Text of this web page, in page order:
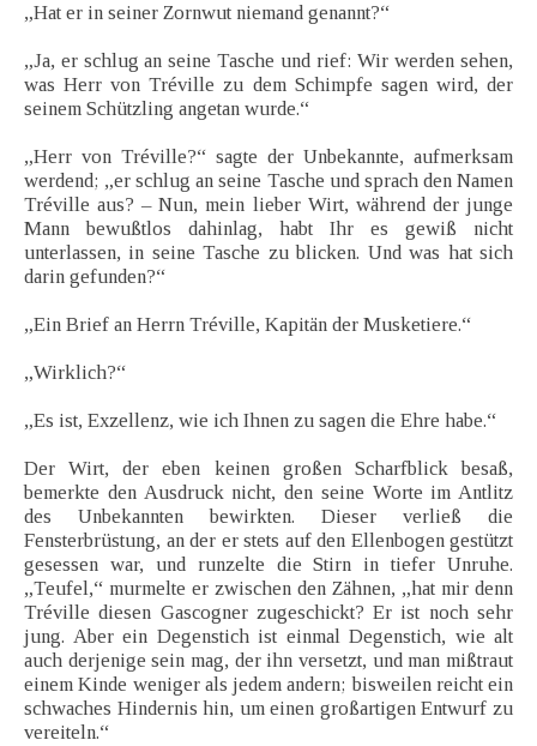
„Hat er in seiner Zornwut niemand genannt?“
„Ja, er schlug an seine Tasche und rief: Wir werden sehen,
was Herr von Tréville zu dem Schimpfe sagen wird, der
seinem Schützling angetan wurde.“
„Herr von Tréville?“ sagte der Unbekannte, aufmerksam
werdend; „er schlug an seine Tasche und sprach den Namen
Tréville aus? – Nun, mein lieber Wirt, während der junge
Mann bewußtlos dahinlag, habt Ihr es gewiß nicht
unterlassen, in seine Tasche zu blicken. Und was hat sich
darin gefunden?“
„Ein Brief an Herrn Tréville, Kapitän der Musketiere.“
„Wirklich?“
„Es ist, Exzellenz, wie ich Ihnen zu sagen die Ehre habe.“
Der Wirt, der eben keinen großen Scharfblick besaß,
bemerkte den Ausdruck nicht, den seine Worte im Antlitz
des Unbekannten bewirkten. Dieser verließ die
Fensterbrüstung, an der er stets auf den Ellenbogen gestützt
gesessen war, und runzelte die Stirn in tiefer Unruhe.
„Teufel,“ murmelte er zwischen den Zähnen, „hat mir denn
Tréville diesen Gascogner zugeschickt? Er ist noch sehr
jung. Aber ein Degenstich ist einmal Degenstich, wie alt
auch derjenige sein mag, der ihn versetzt, und man mißtraut
einem Kinde weniger als jedem andern; bisweilen reicht ein
schwaches Hindernis hin, um einen großartigen Entwurf zu
vereiteln.“